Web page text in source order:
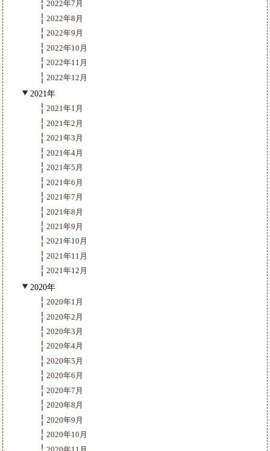
2022年7月
2022年8月
2022年9月
2022年10月
2022年11月
2022年12月
2021年
2021年1月
2021年2月
2021年3月
2021年4月
2021年5月
2021年6月
2021年7月
2021年8月
2021年9月
2021年10月
2021年11月
2021年12月
2020年
2020年1月
2020年2月
2020年3月
2020年4月
2020年5月
2020年6月
2020年7月
2020年8月
2020年9月
2020年10月